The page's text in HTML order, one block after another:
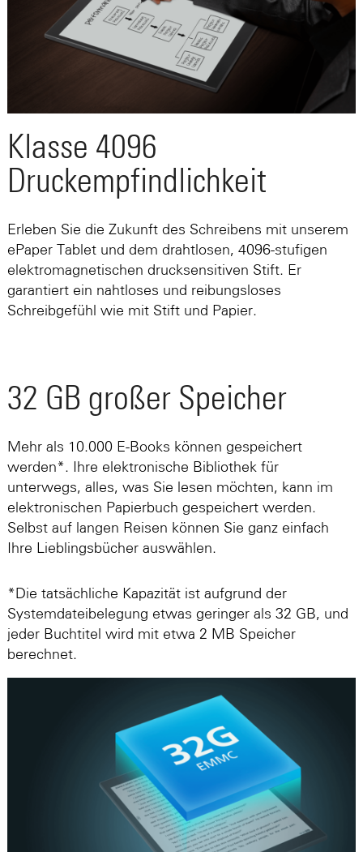
Klasse 4096
Druckempfindlichkeit
Erleben Sie die Zukunft des Schreibens mit unserem
ePaper Tablet und dem drahtlosen, 4096-stufigen
elektromagnetischen drucksensitiven Stift. Er
garantiert ein nahtloses und reibungsloses
Schreibgefühl wie mit Stift und Papier.
32 GB großer Speicher
Mehr als 10.000 E-Books können gespeichert
werden*. Ihre elektronische Bibliothek für
unterwegs, alles, was Sie lesen möchten, kann im
elektronischen Papierbuch gespeichert werden.
Selbst auf langen Reisen können Sie ganz einfach
Ihre Lieblingsbücher auswählen.
*Die tatsächliche Kapazität ist aufgrund der
Systemdateibelegung etwas geringer als 32 GB, und
jeder Buchtitel wird mit etwa 2 MB Speicher
berechnet.